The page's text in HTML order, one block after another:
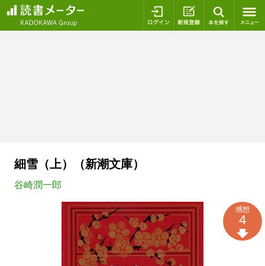
ログイン 新規登録
細雪（上）（新潮文庫）
谷崎潤一郎
感想
4